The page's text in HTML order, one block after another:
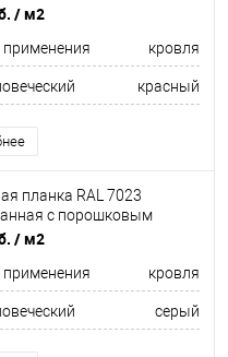
0,45мм
/ м2
применения кровля
красный
планка RAL 7023
c порошковым
0,45мм
/ м2
применения кровля
серый